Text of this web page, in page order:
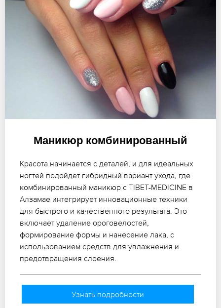
Маникюр комбинированный
Красота начинается с деталей, и для идеальных
ногтей подойдет гибридный вариант ухода, где
комбинированный маникюр с TIBET-MEDICINE в
Алзамае интегрирует инновационные техники
для быстрого и качественного результата. Это
включает удаление ороговелостей,
формирование формы и нанесение лака, с
использованием средств для увлажнения и
предотвращения слоения.
Узнать подробности